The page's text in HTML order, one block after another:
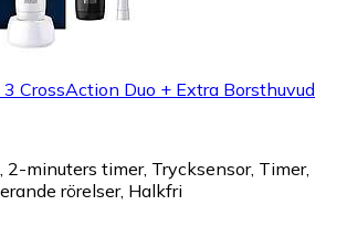
CrossAction Duo + Extra Borsthuvud
2-minuters timer, Trycksensor, Timer,
rörelser, Halkfri